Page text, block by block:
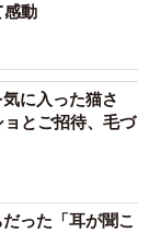
感動
に入った猫さ
とご招待、毛づ
った「耳が聞こ